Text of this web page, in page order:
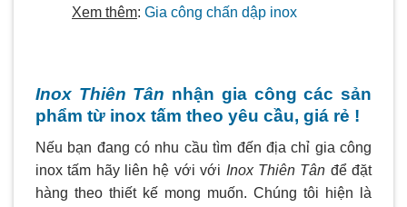
Xem thêm: Gia công chấn dập inox
Inox Thiên Tân nhận gia công các sản
phẩm từ inox tấm theo yêu cầu, giá rẻ !
Nếu bạn đang có nhu cầu tìm đến địa chỉ gia công
inox tấm hãy liên hệ với với Inox Thiên Tân để đặt
hàng theo thiết kế mong muốn. Chúng tôi hiện là